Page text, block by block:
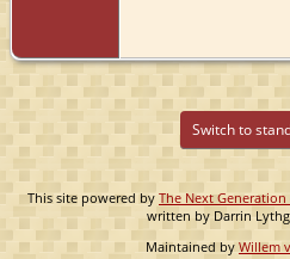
Switch to
This site powered byThe Next
written by Darrin
Maintained by Willem